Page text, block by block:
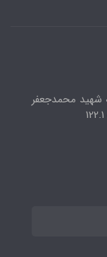
شهید محمدجعفر